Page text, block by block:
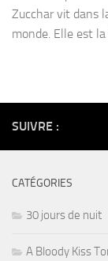
Zucchar vit dans
monde. Elle est la
SUIVRE :
CATÉGORIES
30 jours de nuit
A Bloody Kiss